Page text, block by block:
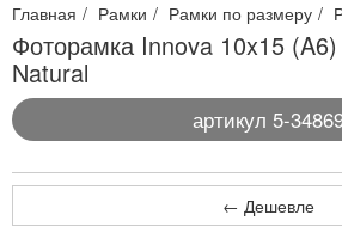
Главная Рамки Рамки по размеру
Фоторамка Innova 10x15
Natural
артикул 5-
← Дешевле